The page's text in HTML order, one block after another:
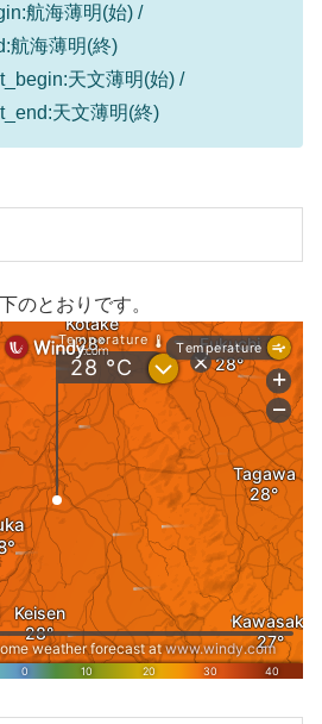
航海薄明(始) /
航海薄明(終)
天文薄明(始) /
天文薄明(終)
のとおりです。